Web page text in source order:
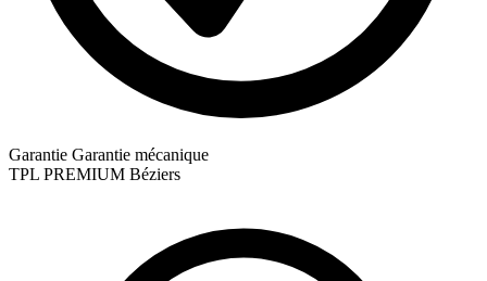
Garantie Garantie mécanique
TPL PREMIUM Béziers